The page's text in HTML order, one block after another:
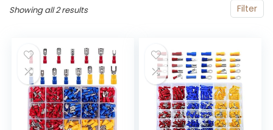
Filter
Showing all 2 results